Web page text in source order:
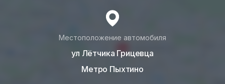
Местоположение автомобиля
ул Лётчика Грицевца
Метро Пыхтино